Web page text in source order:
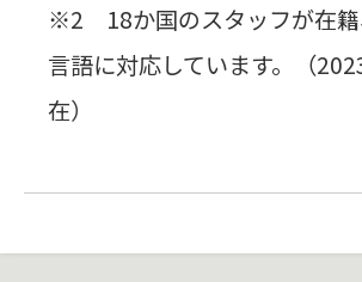
※2 18か国のスタッフが在籍
言語に対応しています。（
在）